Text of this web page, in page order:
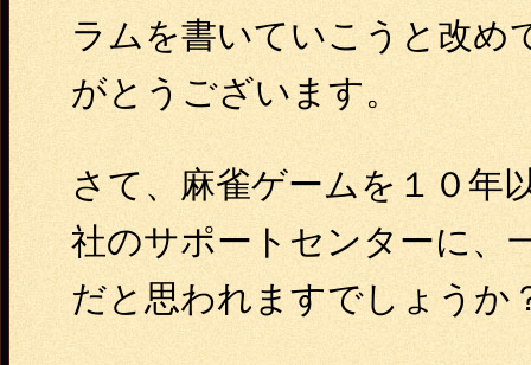
ラムを書いていこうと改め
がとうございます。
さて、麻雀ゲームを１０年
社のサポートセンターに、
だと思われますでしょうか